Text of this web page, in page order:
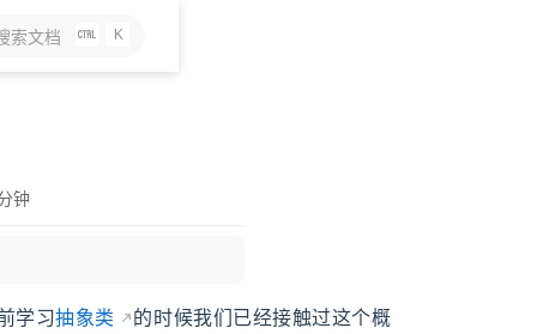
索文档 K
钟
学习抽象类
的时候我们已经接触过这个概